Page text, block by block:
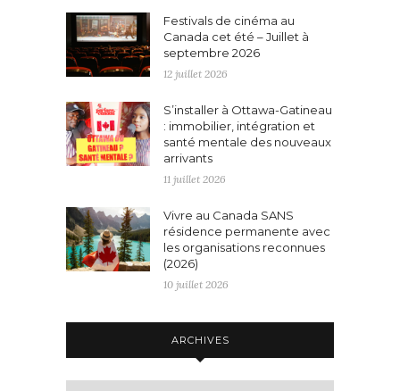
Festivals de cinéma au
Canada cet été – Juillet à
septembre 2026
12 juillet 2026
S’installer à Ottawa-Gatineau
: immobilier, intégration et
santé mentale des nouveaux
arrivants
11 juillet 2026
Vivre au Canada SANS
résidence permanente avec
les organisations reconnues
(2026)
10 juillet 2026
ARCHIVES